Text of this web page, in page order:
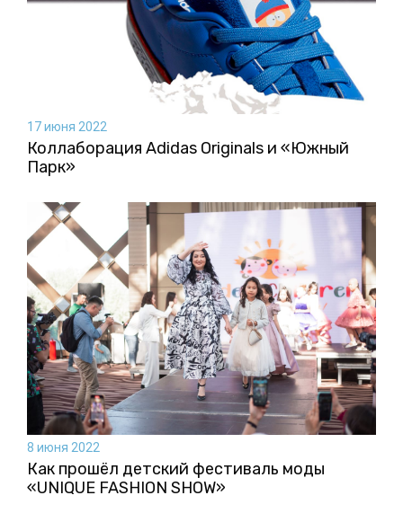
17 июня 2022
Коллаборация Аdidas Originals и «Южный
Парк»
8 июня 2022
Как прошёл детский фестиваль моды
«UNIQUE FASHION SHOW»